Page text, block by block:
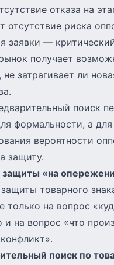
отказа на
отсутствие риска
заявки —
получает
не затрагивает ли
поиск
формальности, а для
вероятности
защиту.
защиты «на
защиты товарного
только на вопрос
и на вопрос «что
поиск по